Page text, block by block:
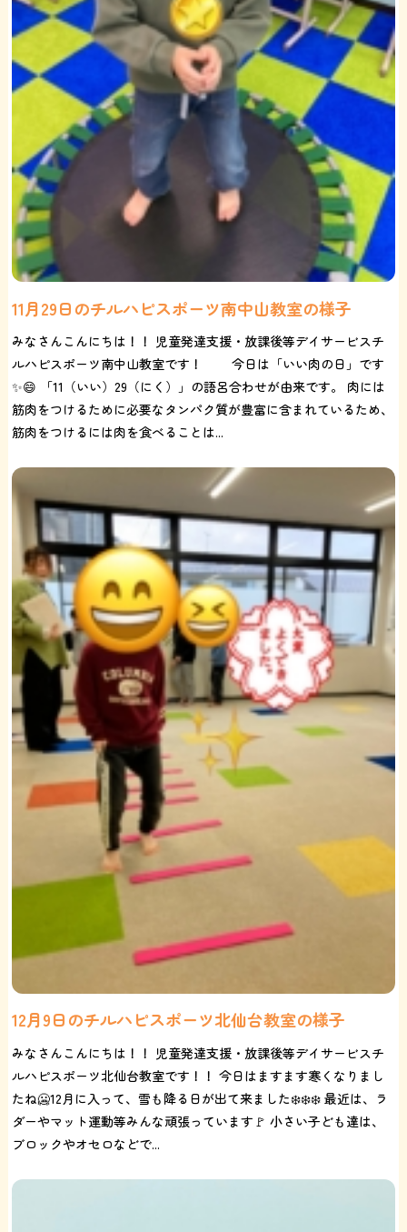
11月29日のチルハピスポーツ南中山教室の様子
みなさんこんにちは！！ 児童発達支援・放課後等デイサービスチ
ルハピスポーツ南中山教室です！ 今日は「いい肉の日」です
✨😄 「11（いい）29（にく）」の語呂合わせが由来です。 肉には
筋肉をつけるために必要なタンパク質が豊富に含まれているため、
筋肉をつけるには肉を食べることは...
12月9日のチルハピスポーツ北仙台教室の様子
みなさんこんにちは！！ 児童発達支援・放課後等デイサービスチ
ルハピスポーツ北仙台教室です！！ 今日はますます寒くなりまし
たね🥶12月に入って、雪も降る日が出て来ました❄️❄️❄️ 最近は、ラ
ダーやマット運動等みんな頑張っています🚩 小さい子ども達は、
ブロックやオセロなどで...